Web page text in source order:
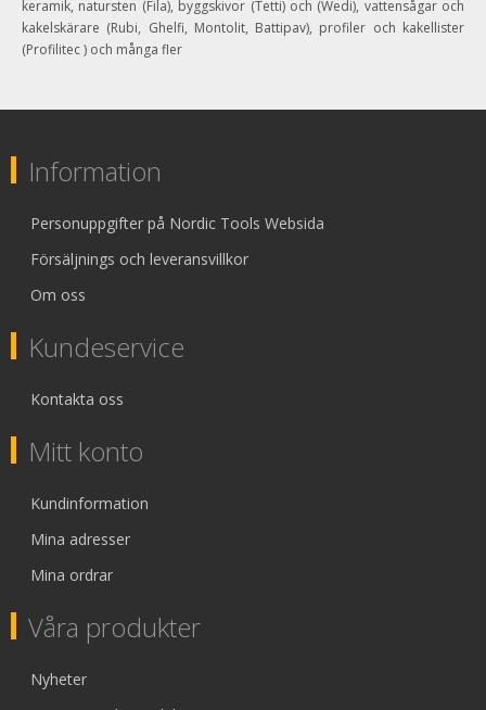
keramik, natursten (Fila), byggskivor (Tetti) och (Wedi), vattensågar och
kakelskärare (Rubi, Ghelfi, Montolit, Battipav), profiler och kakellister
(Profilitec ) och många fler
Information
Personuppgifter på Nordic Tools Websida
Försäljnings och leveransvillkor
Om oss
Kundeservice
Kontakta oss
Mitt konto
Kundinformation
Mina adresser
Mina ordrar
Våra produkter
Nyheter